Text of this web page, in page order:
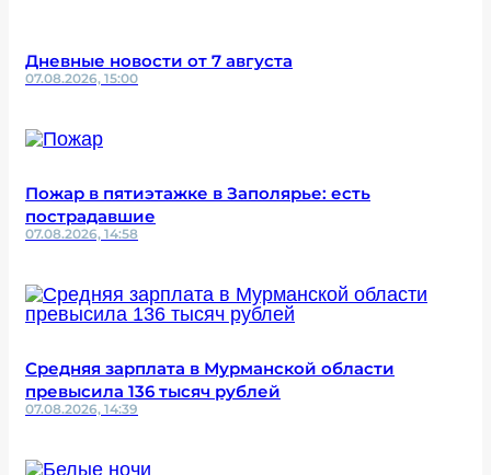
Дневные новости от 7 августа
07.08.2026, 15:00
Пожар в пятиэтажке в Заполярье: есть
пострадавшие
07.08.2026, 14:58
Средняя зарплата в Мурманской области
превысила 136 тысяч рублей
07.08.2026, 14:39